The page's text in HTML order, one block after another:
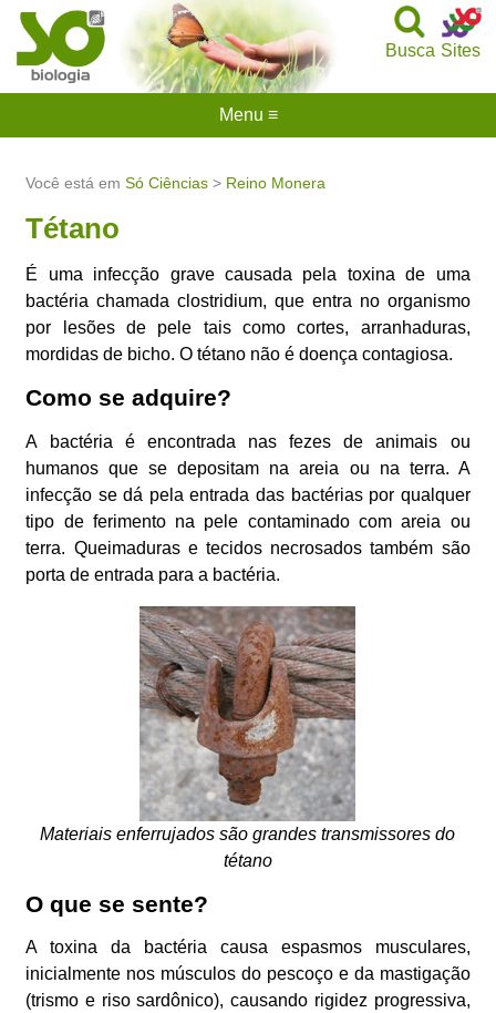
Sites
Busca
Você está emSó Ciências > Reino Monera
Tétano
É uma infecção grave causada pela toxina de uma
bactéria chamada clostridium, que entra no organismo
por lesões de pele tais como cortes, arranhaduras,
mordidas de bicho. O tétano não é doença contagiosa.
Como se adquire?
A bactéria é encontrada nas fezes de animais ou
humanos que se depositam na areia ou na terra. A
infecção se dá pela entrada das bactérias por qualquer
tipo de ferimento na pele contaminado com areia ou
terra. Queimaduras e tecidos necrosados também são
porta de entrada para a bactéria.
Materiais enferrujados são grandes transmissores do
tétano
O que se sente?
A toxina da bactéria causa espasmos musculares,
inicialmente nos músculos do pescoço e da mastigação
(trismo e riso sardônico), causando rigidez progressiva,